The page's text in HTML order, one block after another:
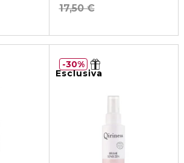
17,50 €
Esclusiva
30%